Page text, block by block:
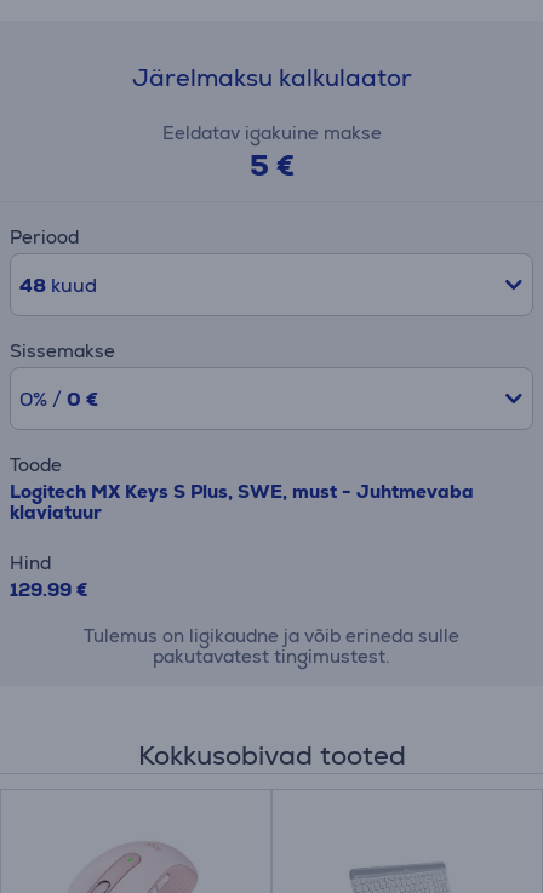
Järelmaksu kalkulaator
Eeldatav igakuine makse
5 €
Periood
48kuud
Sissemakse
0% / 0 €
Toode
Logitech MX Keys S Plus, SWE, must - Juhtmevaba
klaviatuur
Hind
129.99 €
Tulemus on ligikaudne ja võib erineda sulle
pakutavatest tingimustest.
Kokkusobivad tooted